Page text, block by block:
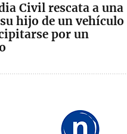
Civil rescata a una
hijo de un vehículo
por un